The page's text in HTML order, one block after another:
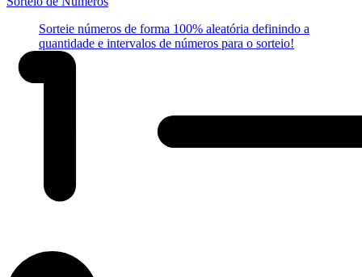
Sorteie números de forma 100% aleatória definindo a
quantidade e intervalos de números para o sorteio!